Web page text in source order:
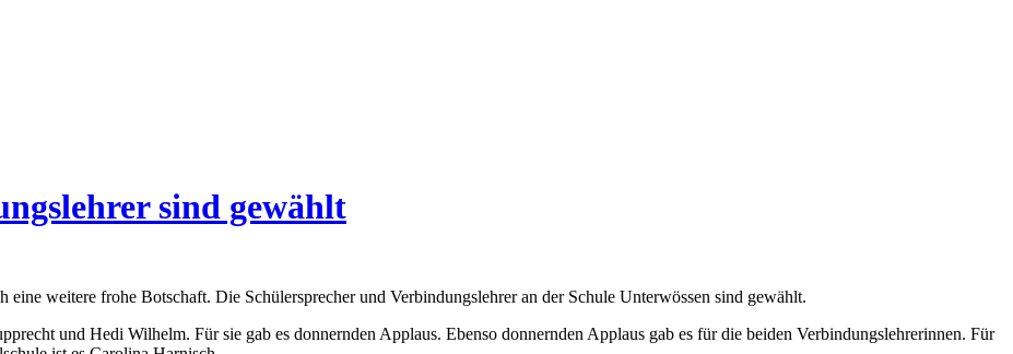
sind gewählt
weitere frohe Botschaft. Die Schülersprecher und Verbindungslehrer an der Schule Unterwössen sind gewählt.
und Hedi Wilhelm. Für sie gab es donnernden Applaus. Ebenso donnernden Applaus gab es für die beiden Verbindungslehrerinnen. Für